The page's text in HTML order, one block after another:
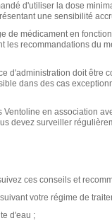
d'utiliser la dose
une sensibilité
de médicament en
les recommandations du
d'administration doit être
dans des cas
en association
devez surveiller
ces conseils et
votre régime de
d'eau ;